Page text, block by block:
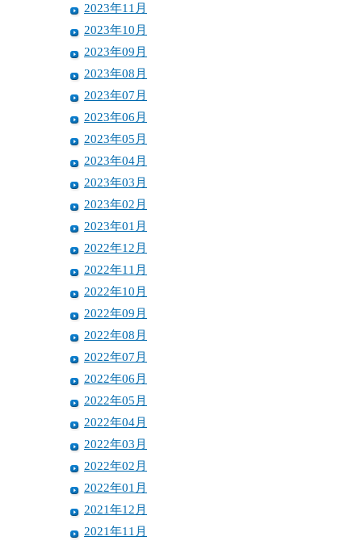
2023年11月
2023年10月
2023年09月
2023年08月
2023年07月
2023年06月
2023年05月
2023年04月
2023年03月
2023年02月
2023年01月
2022年12月
2022年11月
2022年10月
2022年09月
2022年08月
2022年07月
2022年06月
2022年05月
2022年04月
2022年03月
2022年02月
2022年01月
2021年12月
2021年11月